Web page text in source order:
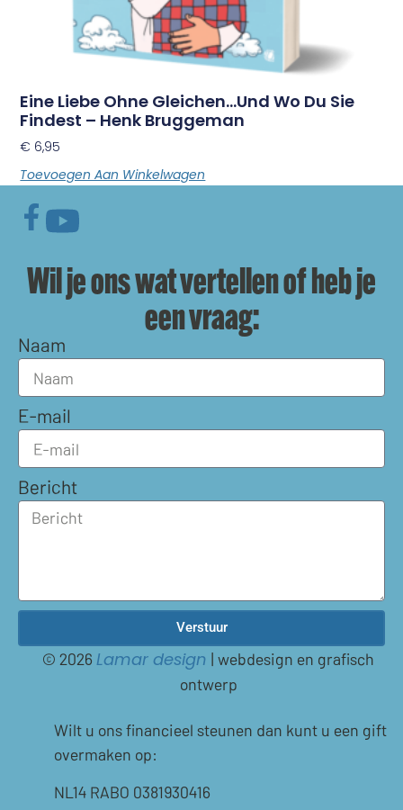
Eine Liebe Ohne Gleichen…und Wo Du Sie
Findest – Henk Bruggeman
€ 6,95
Toevoegen Aan Winkelwagen
Wilt u ons financieel steunen dan kunt u een gift
overmaken op:
NL14 RABO 0381930416
Wil je ons wat vertellen of heb je
een vraag:
Naam
E-mail
Bericht
Verstuur
© 2026 Lamar design | webdesign en grafisch
ontwerp